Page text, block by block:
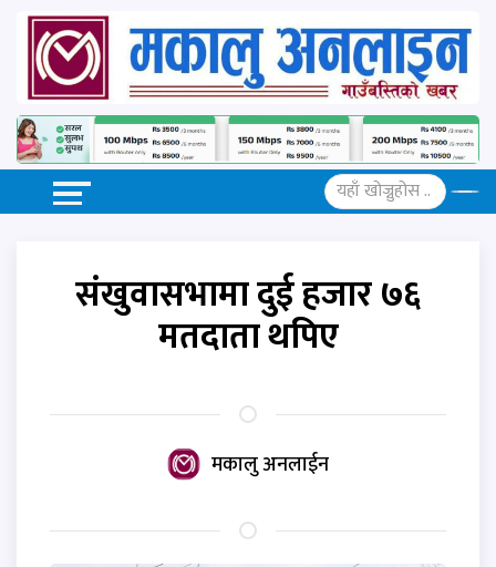
संखुवासभामा दुई हजार ७६
मतदाता थपिए
मकालु अनलाईन